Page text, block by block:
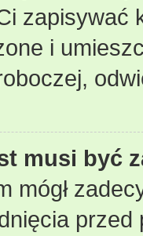
zapisywać
i
musi być
mógł